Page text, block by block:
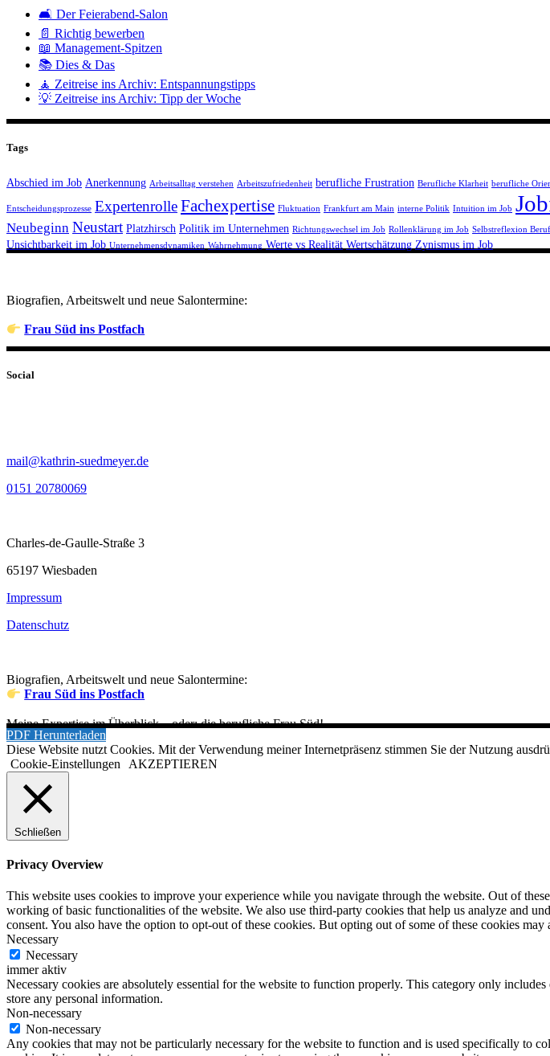
🛋️ Der Feierabend-Salon
📄 Richtig bewerben
📖 Management-Spitzen
📚 Dies & Das
🧘 Zeitreise ins Archiv: Entspannungstipps
💡 Zeitreise ins Archiv: Tipp der Woche
Tags
Abschied im Job Anerkennung Arbeitsalltag verstehen Arbeitszufriedenheit berufliche Frustration Berufliche Klarheit berufliche
Entscheidungsprozesse ExpertenrolleFachexpertise Fluktuation Frankfurt am Main interne Politik Intuition im Job
Neubeginn Neustart Platzhirsch Politik im Unternehmen Richtungswechsel im Job Rollenklärung im Job Selbstreflexion
Unsichtbarkeit im Job Unternehmensdynamiken Wahrnehmung Werte vs Realität Wertschätzung Zynismus im Job
Biografien, Arbeitswelt und neue Salontermine:
Frau Süd ins Postfach
Social
mail@kathrin-suedmeyer.de
0151 20780069
Charles-de-Gaulle-Straße 3
65197 Wiesbaden
Impressum
Datenschutz
Biografien, Arbeitswelt und neue Salontermine:
Frau Süd ins Postfach
Meine Expertise im Überblick – oder: die berufliche Frau Süd!
PDF Herunterladen
Diese Website nutzt Cookies. Mit der Verwendung meiner Internetpräsenz stimmen Sie der Nutzung
Cookie-Einstellungen
AKZEPTIEREN
Schließen
Privacy Overview
This website uses cookies to improve your experience while you navigate through the website. Out of
working of basic functionalities of the website. We also use third-party cookies that help us analyze and
consent. You also have the option to opt-out of these cookies. But opting out of some of these cookies
Necessary
Necessary
immer aktiv
Necessary cookies are absolutely essential for the website to function properly. This category only
store any personal information.
Non-necessary
Non-necessary
Any cookies that may not be particularly necessary for the website to function and is used specifically to